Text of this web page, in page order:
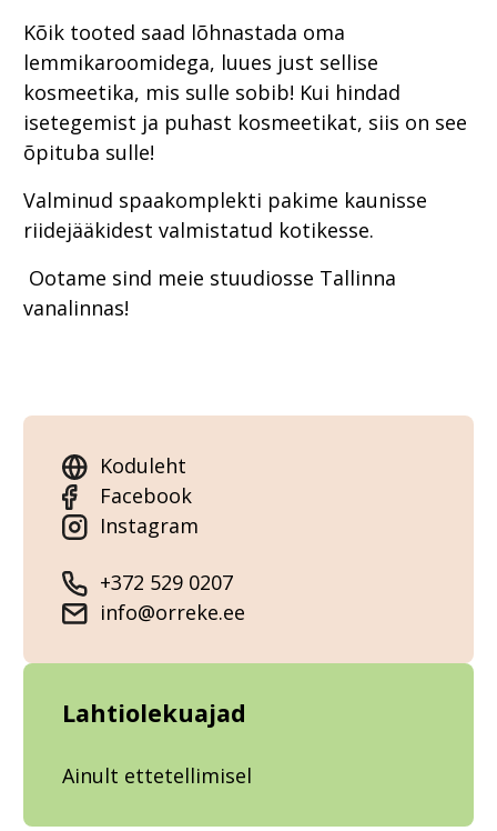
Kõik tooted saad lõhnastada oma
lemmikaroomidega, luues just sellise
kosmeetika, mis sulle sobib! Kui hindad
isetegemist ja puhast kosmeetikat, siis on see
õpituba sulle!
Valminud spaakomplekti pakime kaunisse
riidejääkidest valmistatud kotikesse.
Ootame sind meie stuudiosse Tallinna
vanalinnas!
Koduleht
Facebook
Instagram
+372 529 0207
info@orreke.ee
Lahtiolekuajad
Ainult ettetellimisel